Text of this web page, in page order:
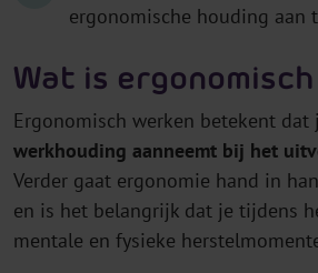
ergonomische houding aan
Wat is
Ergonomisch werken betekent dat
werkhouding aanneemt bij het
Verder gaat ergonomie hand in
en is het belangrijk dat je tijdens
mentale en fysieke